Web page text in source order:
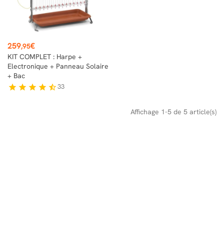
Prix
259,95€
KIT COMPLET : Harpe +
Electronique + Panneau Solaire
+ Bac
star star star star star_half33
Affichage 1-5 de 5 article(s)